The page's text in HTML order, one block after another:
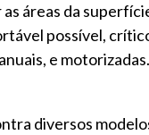
áreas da
possível,
e
diversos